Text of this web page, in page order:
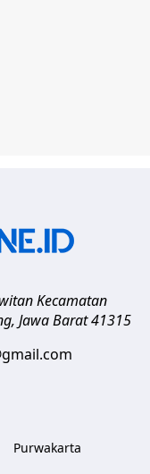
Kecamatan
, Jawa Barat 41315
Purwakarta